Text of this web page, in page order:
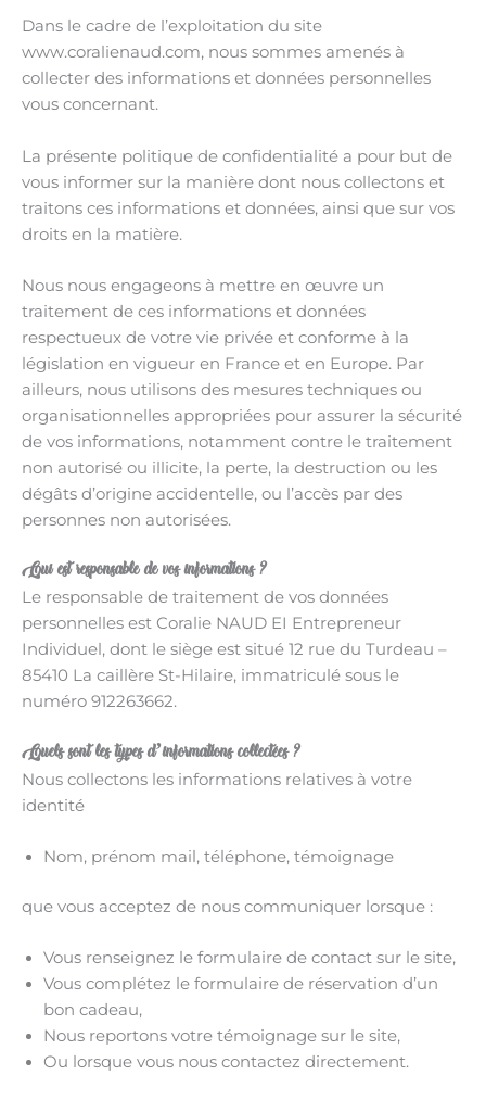
Dans le cadre de l’exploitation du site
www.coralienaud.com, nous sommes amenés à
collecter des informations et données personnelles
vous concernant.
La présente politique de confidentialité a pour but de
vous informer sur la manière dont nous collectons et
traitons ces informations et données, ainsi que sur vos
droits en la matière.
Nous nous engageons à mettre en œuvre un
traitement de ces informations et données
respectueux de votre vie privée et conforme à la
législation en vigueur en France et en Europe. Par
ailleurs, nous utilisons des mesures techniques ou
organisationnelles appropriées pour assurer la sécurité
de vos informations, notamment contre le traitement
non autorisé ou illicite, la perte, la destruction ou les
dégâts d’origine accidentelle, ou l’accès par des
personnes non autorisées.
Qui est responsable de vos informations ?
Le responsable de traitement de vos données
personnelles est Coralie NAUD EI Entrepreneur
Individuel, dont le siège est situé 12 rue du Turdeau –
85410 La caillère St-Hilaire, immatriculé sous le
numéro 912263662.
Quels sont les types d’informations collectées ?
Nous collectons les informations relatives à votre
identité
Nom, prénom mail, téléphone, témoignage
que vous acceptez de nous communiquer lorsque :
Vous renseignez le formulaire de contact sur le site,
Vous complétez le formulaire de réservation d’un
bon cadeau,
Nous reportons votre témoignage sur le site,
Ou lorsque vous nous contactez directement.